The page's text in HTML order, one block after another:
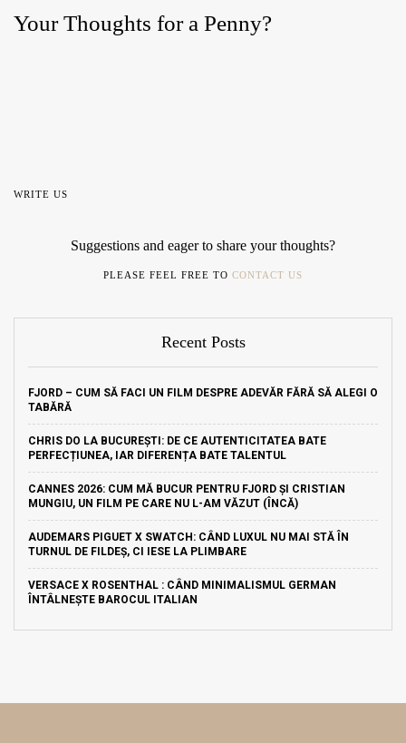
Your Thoughts for a Penny?
WRITE US
Suggestions and eager to share your thoughts?
PLEASE FEEL FREE TO CONTACT US
Recent Posts
FJORD – CUM SĂ FACI UN FILM DESPRE ADEVĂR FĂRĂ SĂ ALEGI O
TABĂRĂ
CHRIS DO LA BUCUREȘTI: DE CE AUTENTICITATEA BATE
PERFECȚIUNEA, IAR DIFERENȚA BATE TALENTUL
CANNES 2026: CUM MĂ BUCUR PENTRU FJORD ȘI CRISTIAN
MUNGIU, UN FILM PE CARE NU L-AM VĂZUT (ÎNCĂ)
AUDEMARS PIGUET X SWATCH: CÂND LUXUL NU MAI STĂ ÎN
TURNUL DE FILDEȘ, CI IESE LA PLIMBARE
VERSACE X ROSENTHAL : CÂND MINIMALISMUL GERMAN
ÎNTÂLNEȘTE BAROCUL ITALIAN